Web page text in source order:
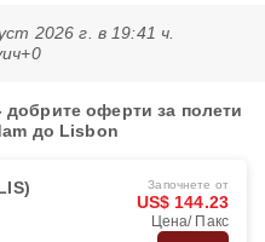
2026 г. в 19:41 ч.
добрите оферти за полети
до Lisbon
Започнете от
US$ 144.23
Цена/ Пакс